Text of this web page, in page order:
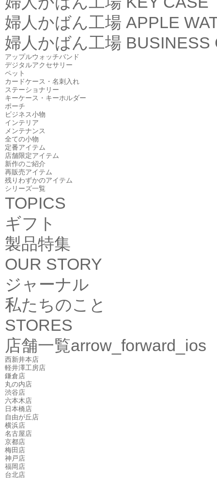
婦人かばん工場 APPLE
婦人かばん工場 BUSINESS
アップルウォッチバンド
デジタルアクセサリー
ペット
カードケース・名刺入れ
ステーショナリー
キーケース・キーホルダー
ポーチ
ビジネス小物
インテリア
メンテナンス
全ての小物
定番アイテム
店舗限定アイテム
新作のご紹介
再販売アイテム
残りわずかのアイテム
シリーズ一覧
TOPICS
ギフト
製品特集
OUR STORY
ジャーナル
私たちのこと
STORES
店舗一覧arrow_forward_ios
西新井本店
軽井澤工房店
鎌倉店
丸の内店
渋谷店
六本木店
日本橋店
自由が丘店
横浜店
名古屋店
京都店
梅田店
神戸店
福岡店
台北店